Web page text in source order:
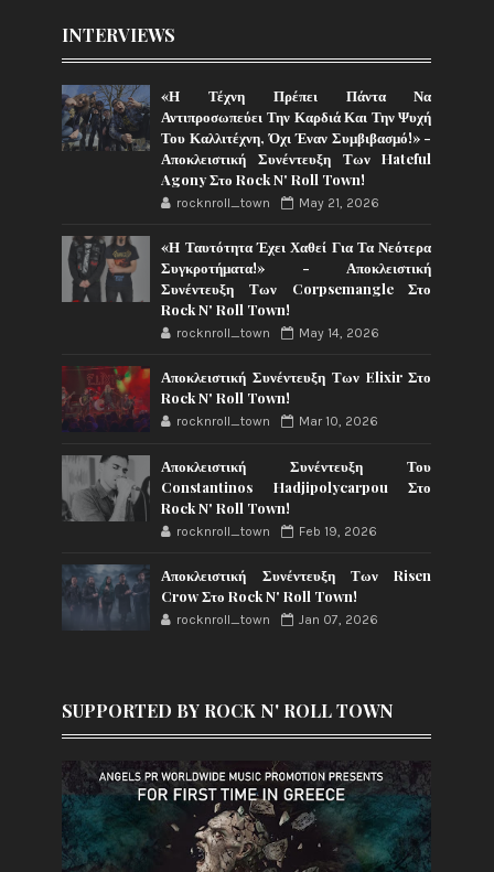
INTERVIEWS
«Η Τέχνη Πρέπει Πάντα Να
Αντιπροσωπεύει Την Καρδιά Και Την Ψυχή
Του Καλλιτέχνη, Όχι Έναν Συμβιβασμό!» -
Αποκλειστική Συνέντευξη Των Hateful
Agony Στο Rock N' Roll Town!
rocknroll_town May 21, 2026
«Η Ταυτότητα Έχει Χαθεί Για Τα Νεότερα
Συγκροτήματα!» - Αποκλειστική
Συνέντευξη Των Corpsemangle Στο
Rock N' Roll Town!
rocknroll_town May 14, 2026
Αποκλειστική Συνέντευξη Των Elixir Στο
Rock N' Roll Town!
rocknroll_town Mar 10, 2026
Αποκλειστική Συνέντευξη Του
Constantinos Hadjipolycarpou Στο
Rock N' Roll Town!
rocknroll_town Feb 19, 2026
Αποκλειστική Συνέντευξη Των Risen
Crow Στο Rock N' Roll Town!
rocknroll_town Jan 07, 2026
SUPPORTED BY ROCK N' ROLL TOWN